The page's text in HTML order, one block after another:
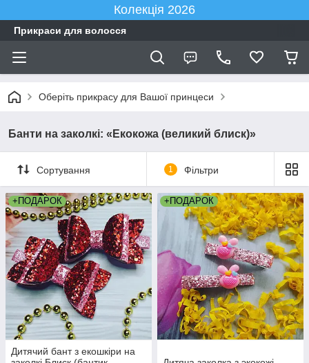
Колекція 2026
Прикраси для волосся
Оберіть прикрасу для Вашої принцеси
Банти на заколкі: «Екокожа (великий блиск)»
Сортування 1 Фільтри
+ПОДАРОК
Дитячий бант з екошкіри на
+ПОДАРОК